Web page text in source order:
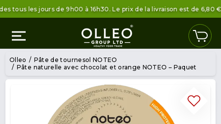
les jours de 9h00 à 16h30. Le prix de la livraison est de 6,80 €
Olleo
Pâte de tournesol NOTEO
Pâte naturelle avec chocolat et orange NOTEO – Paquet